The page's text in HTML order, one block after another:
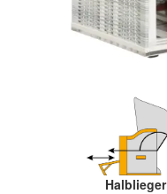
Halblieger